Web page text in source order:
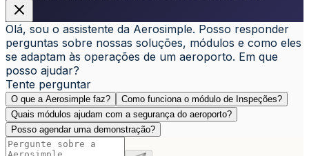
Olá, sou o assistente da Aerosimple. Posso responder
perguntas sobre nossas soluções, módulos e como eles
se adaptam às operações de um aeroporto. Em que
posso ajudar?
Tente perguntar
O que a Aerosimple faz?
Como funciona o módulo de Inspeções?
Quais módulos ajudam com a segurança do aeroporto?
Posso agendar uma demonstração?